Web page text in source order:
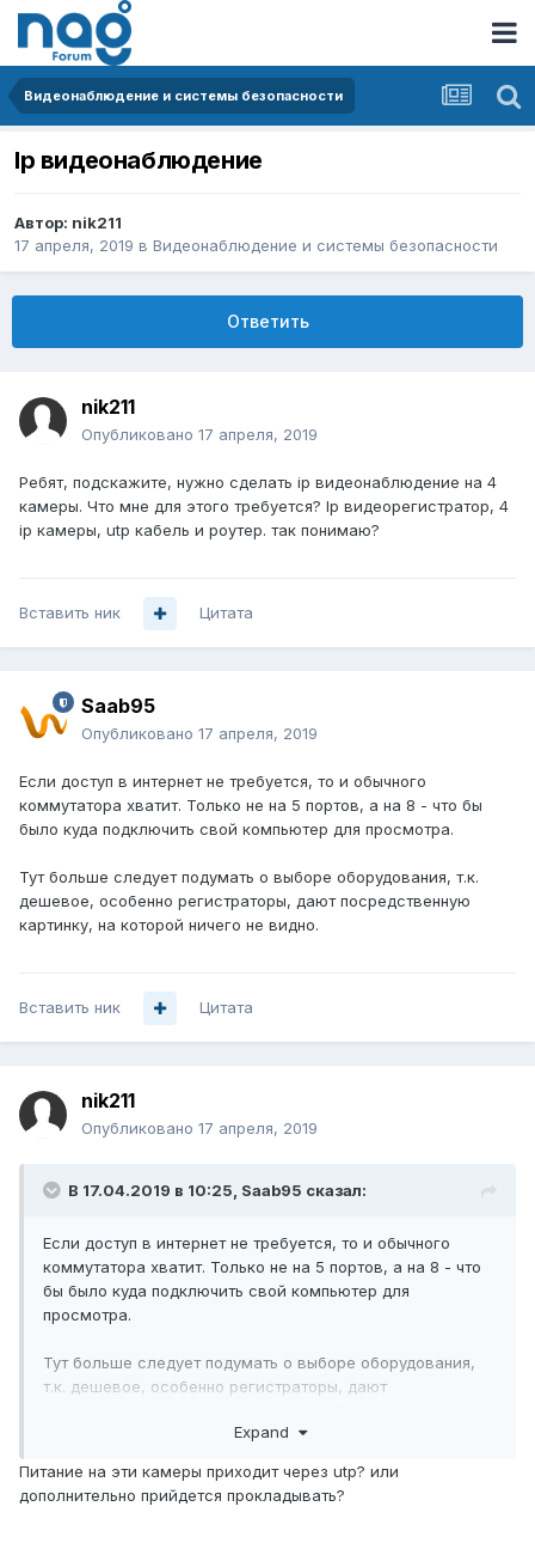
Видеонаблюдение и системы безопасности
Ip видеонаблюдение
Автор: nik211
17 апреля, 2019 в Видеонаблюдение и системы безопасности
Ответить
nik211
Опубликовано 17 апреля, 2019
Ребят, подскажите, нужно сделать ip видеонаблюдение на 4
камеры. Что мне для этого требуется? Ip видеорегистратор, 4
ip камеры, utp кабель и роутер. так понимаю?
Вставить ник Цитата
Saab95
Опубликовано 17 апреля, 2019
Если доступ в интернет не требуется, то и обычного
коммутатора хватит. Только не на 5 портов, а на 8 - что бы
было куда подключить свой компьютер для просмотра.
Тут больше следует подумать о выборе оборудования, т.к.
дешевое, особенно регистраторы, дают посредственную
картинку, на которой ничего не видно.
Вставить ник Цитата
nik211
Опубликовано 17 апреля, 2019
В 17.04.2019 в 10:25, Saab95 сказал:
Если доступ в интернет не требуется, то и обычного
коммутатора хватит. Только не на 5 портов, а на 8 - что
бы было куда подключить свой компьютер для
просмотра.
Тут больше следует подумать о выборе оборудования,
т.к. дешевое, особенно регистраторы, дают
Expand
Питание на эти камеры приходит через utp? или
дополнительно прийдется прокладывать?